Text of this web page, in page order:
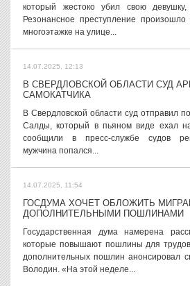
который жестоко убил свою
Резонансное преступление
многоэтажке на улице...
14.07.2025, 12:13
В СВЕРДЛОВСКОЙ ОБЛАСТИ СУД
САМОКАТЧИКА
В Свердловской области суд отправил
Салды, который в пьяном виде ехал
сообщили в пресс-службе судов
мужчина попался...
14.07.2025, 11:54
ГОСДУМА ХОЧЕТ ОБЛОЖИТЬ
ДОПОЛНИТЕЛЬНЫМИ ПОШЛИНАМИ
Государственная дума намерена
которые повышают пошлины для
дополнительных пошлин анонсировал
Володин. «На этой неделе...